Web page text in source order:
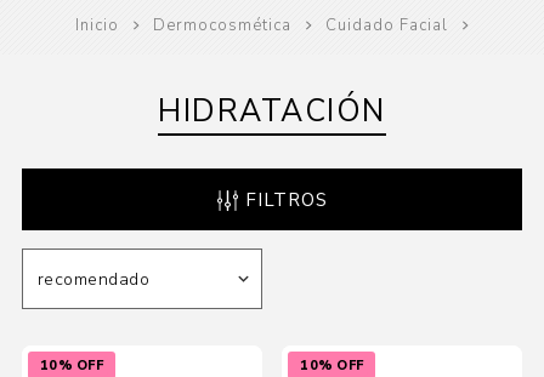
Inicio Dermocosmética Cuidado Facial
HIDRATACIÓN
FILTROS
10% OFF 10% OFF